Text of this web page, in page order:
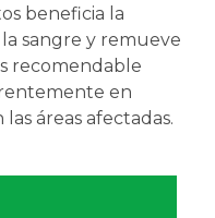
beneficia la
sangre y remueve
recomendable
en
áreas afectadas.